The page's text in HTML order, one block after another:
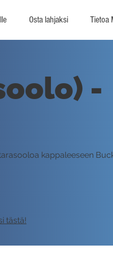
Osta lahjaksi Tietoa
-
kappaleeseen
tästä!